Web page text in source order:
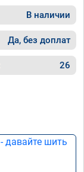
В наличии
Да, без доплат
26